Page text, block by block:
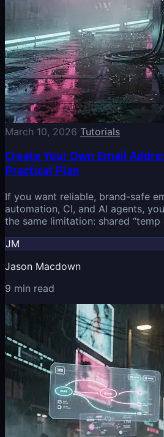
March 10, 2026 Tutorials
Create Your Own Email
Practical Plan
If you want reliable, brand-safe
automation, CI, and AI agents,
the same limitation: shared “temp
JM
Jason Macdown
9 min read